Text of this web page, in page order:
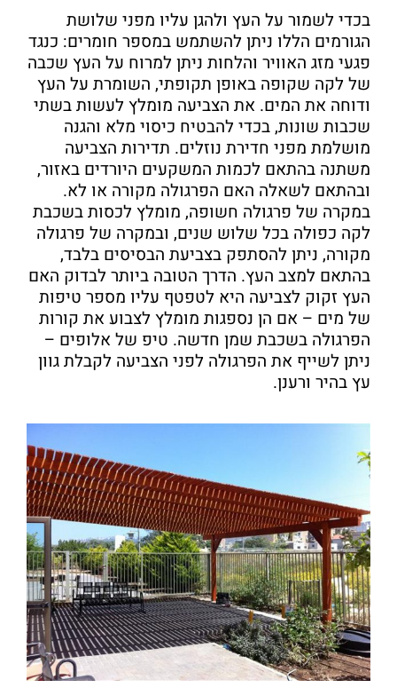
בכדי לשמור על העץ ולהגן עליו מפני שלושת
הגורמים הללו ניתן להשתמש במספר חומרים: כנגד
פגעי מזג האוויר והלחות ניתן למרוח על העץ שכבה
של לקה שקופה באופן תקופתי, השומרת על העץ
ודוחה את המים. את הצביעה מומלץ לעשות בשתי
שכבות שונות, בכדי להבטיח כיסוי מלא והגנה
מושלמת מפני חדירת נוזלים. תדירות הצביעה
משתנה בהתאם לכמות המשקעים היורדים באזור,
ובהתאם לשאלה האם הפרגולה מקורה או לא.
במקרה של פרגולה חשופה, מומלץ לכסות בשכבת
לקה כפולה בכל שלוש שנים, ובמקרה של פרגולה
מקורה, ניתן להסתפק בצביעת הבסיסים בלבד,
בהתאם למצב העץ. הדרך הטובה ביותר לבדוק האם
העץ זקוק לצביעה היא לטפטף עליו מספר טיפות
של מים – אם הן נספגות מומלץ לצבוע את קורות
הפרגולה בשכבת שמן חדשה. טיפ של אלופים –
ניתן לשייף את הפרגולה לפני הצביעה לקבלת גוון
עץ בהיר ורענן.